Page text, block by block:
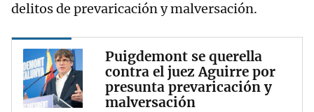
delitos de prevaricación y malversación.
Puigdemont se querella
contra el juez Aguirre por
presunta prevaricación y
malversación